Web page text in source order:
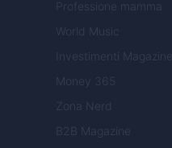
Professione mamma
World Music
Investimenti Magazine
Money 365
Zona Nerd
B2B Magazine